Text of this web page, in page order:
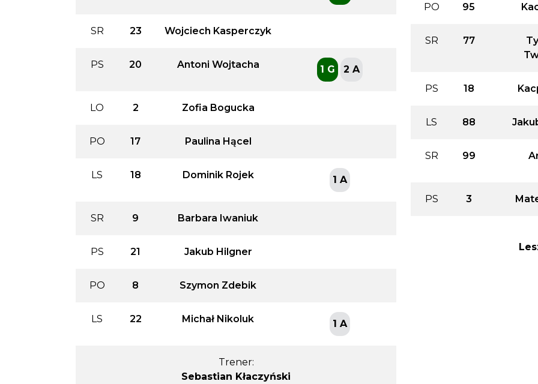
SR 23 Wojciech Kasperczyk
PS 20 Antoni Wojtacha 1 G 2 A
LO 2 Zofia Bogucka
PO 17 Paulina Hącel
LS 18 Dominik Rojek 1 A
SR 9 Barbara Iwaniuk
PS 21 Jakub Hilgner
PO 8 Szymon Zdebik
LS 22 Michał Nikoluk 1 A
Trener:
Sebastian Kłaczyński
PO 95
SR 77
PS 18
LS 88
SR 99
PS 3